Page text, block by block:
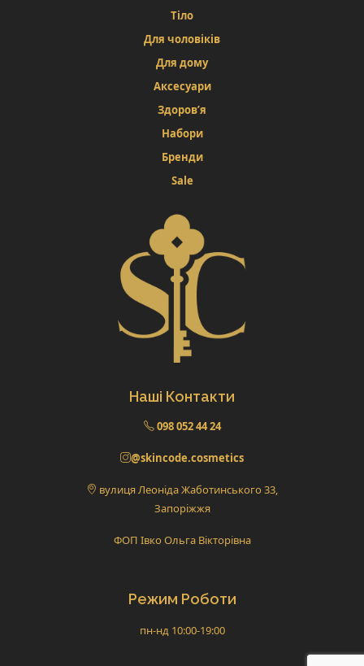
Тіло
Для чоловіків
Для дому
Аксесуари
Здоров’я
Набори
Бренди
Sale
Наші Контакти
098 052 44 24
@skincode.cosmetics
вулиця Леоніда Жаботинського 33,
Запоріжжя
ФОП Івко Ольга Вікторівна
Режим Роботи
пн-нд 10:00-19:00